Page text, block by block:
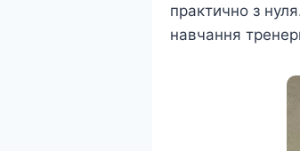
практично з
навчання